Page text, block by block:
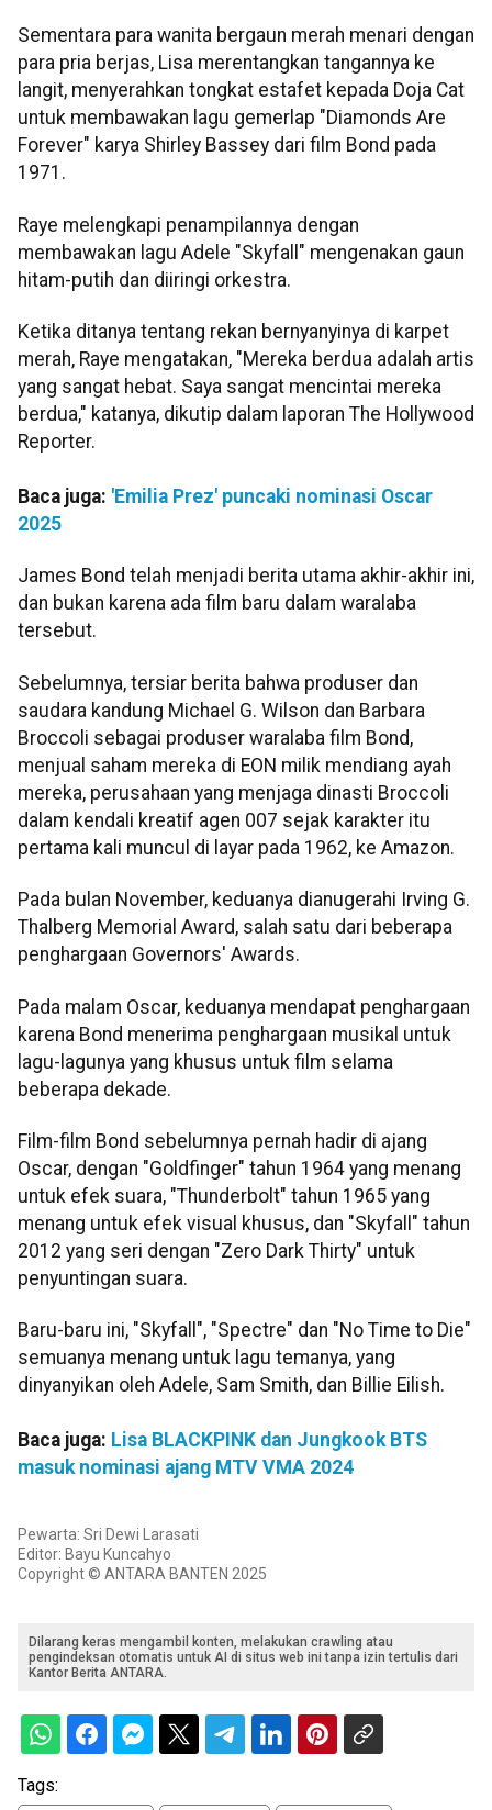
Sementara para wanita bergaun merah menari dengan
para pria berjas, Lisa merentangkan tangannya ke
langit, menyerahkan tongkat estafet kepada Doja Cat
untuk membawakan lagu gemerlap "Diamonds Are
Forever" karya Shirley Bassey dari film Bond pada
1971.
Raye melengkapi penampilannya dengan
membawakan lagu Adele "Skyfall" mengenakan gaun
hitam-putih dan diiringi orkestra.
Ketika ditanya tentang rekan bernyanyinya di karpet
merah, Raye mengatakan, "Mereka berdua adalah artis
yang sangat hebat. Saya sangat mencintai mereka
berdua," katanya, dikutip dalam laporan The Hollywood
Reporter.
Baca juga: 'Emilia Prez' puncaki nominasi Oscar
2025
James Bond telah menjadi berita utama akhir-akhir ini,
dan bukan karena ada film baru dalam waralaba
tersebut.
Sebelumnya, tersiar berita bahwa produser dan
saudara kandung Michael G. Wilson dan Barbara
Broccoli sebagai produser waralaba film Bond,
menjual saham mereka di EON milik mendiang ayah
mereka, perusahaan yang menjaga dinasti Broccoli
dalam kendali kreatif agen 007 sejak karakter itu
pertama kali muncul di layar pada 1962, ke Amazon.
Pada bulan November, keduanya dianugerahi Irving G.
Thalberg Memorial Award, salah satu dari beberapa
penghargaan Governors' Awards.
Pada malam Oscar, keduanya mendapat penghargaan
karena Bond menerima penghargaan musikal untuk
lagu-lagunya yang khusus untuk film selama
beberapa dekade.
Film-film Bond sebelumnya pernah hadir di ajang
Oscar, dengan "Goldfinger" tahun 1964 yang menang
untuk efek suara, "Thunderbolt" tahun 1965 yang
menang untuk efek visual khusus, dan "Skyfall" tahun
2012 yang seri dengan "Zero Dark Thirty" untuk
penyuntingan suara.
Baru-baru ini, "Skyfall", "Spectre" dan "No Time to Die"
semuanya menang untuk lagu temanya, yang
dinyanyikan oleh Adele, Sam Smith, dan Billie Eilish.
Baca juga: Lisa BLACKPINK dan Jungkook BTS
masuk nominasi ajang MTV VMA 2024
Pewarta: Sri Dewi Larasati
Editor: Bayu Kuncahyo
Copyright © ANTARA BANTEN 2025
Dilarang keras mengambil konten, melakukan crawling atau
pengindeksan otomatis untuk AI di situs web ini tanpa izin tertulis dari
Kantor Berita ANTARA.
Tags: